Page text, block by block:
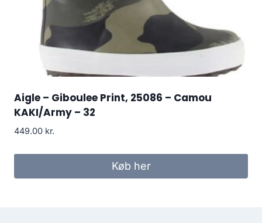
Aigle – Giboulee Print, 25086 – Camou
KAKI/Army – 32
449.00 kr.
Køb her